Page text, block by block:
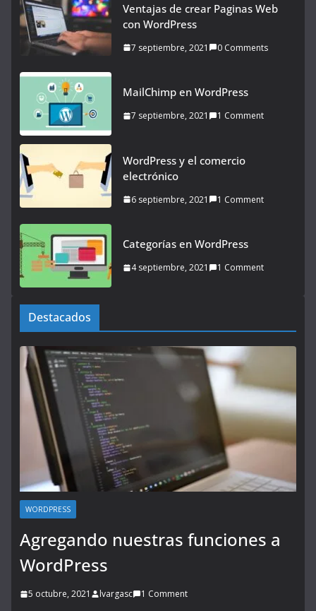
Ventajas de crear Paginas Web
con WordPress
7 septiembre, 2021 0 Comments
MailChimp en WordPress
7 septiembre, 2021 1 Comment
WordPress y el comercio
electrónico
6 septiembre, 2021 1 Comment
Categorías en WordPress
4 septiembre, 2021 1 Comment
Destacados
WORDPRESS
Agregando nuestras funciones a
WordPress
5 octubre, 2021 lvargasc 1 Comment